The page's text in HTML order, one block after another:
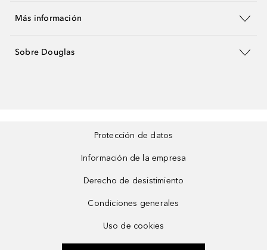
Más información
Sobre Douglas
Protección de datos
Información de la empresa
Derecho de desistimiento
Condiciones generales
Uso de cookies